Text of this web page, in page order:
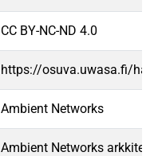
CC BY-NC-ND 4.0
https://osuva.uwasa.fi/
Ambient Networks
Ambient Networks